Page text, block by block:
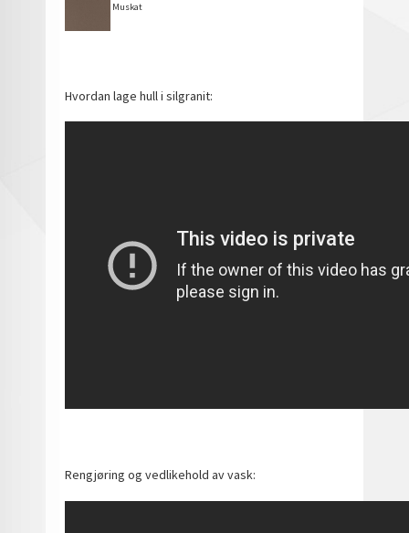
Muskat
Hvordan lage hull i silgranit:
Rengjøring og vedlikehold av vask: